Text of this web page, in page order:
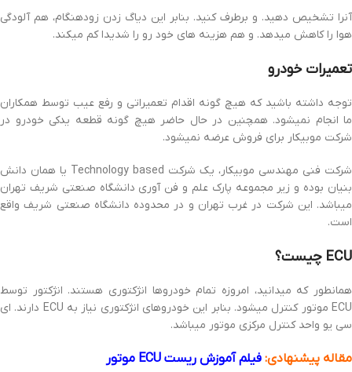
آنرا تشخیص دهید. و برطرف کنید. بنابر این دیاگ زدن زودهنگام، هم آلودگی
هوا را کاهش میدهد. و هم هزینه های خود رو را شدیدا کم میکند.
تعمیرات خودرو
توجه داشته باشید که هیچ گونه اقدام تعمیراتی و رفع عیب توسط همکاران
ما انجام نمیشود. همچنین در حال حاضر هیچ گونه قطعه یدکی خودرو در
شرکت موبیکار برای فروش عرضه نمیشود.
شرکت فنی مهندسی موبیکار، یک شرکت Technology based یا همان دانش
بنیان بوده و زیر مجموعه پارک علم و فن آوری دانشگاه صنعتی شریف تهران
میباشد. این شرکت در غرب تهران و در محدوده دانشگاه صنعتی شریف واقع
است.
ECU چیست؟
همانطور که میدانید، امروزه تمام خودروها انژکتوری هستند. انژکتور توسط
ECU موتور کنترل میشود. بنابر این خودروهای انژکتوری نیاز به ECU دارند. ای
سی یو واحد کنترل مرکزی موتور میباشد.
مقاله پیشنهادی: فیلم آموزش ریست ECU موتور